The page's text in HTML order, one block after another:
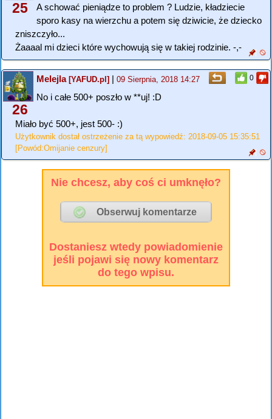
25
A schować pieniądze to problem ? Ludzie, kładziecie
sporo kasy na wierzchu a potem się dziwicie, że dziecko
zniszczyło...
Żaaaal mi dzieci które wychowują się w takiej rodzinie. -,-
0
26
Melejla[YAFUD.pl] | 09 Sierpnia, 2018 14:27
No i całe 500+ poszło w **uj! :D
Miało być 500+, jest 500- :)
Użytkownik dostał ostrzeżenie za tą wypowiedź: 2018-09-05 15:35:51
[Powód:Omijanie cenzury]
Nie chcesz, aby coś ci umknęło?
Dostaniesz wtedy powiadomienie
jeśli pojawi się nowy komentarz
do tego wpisu.